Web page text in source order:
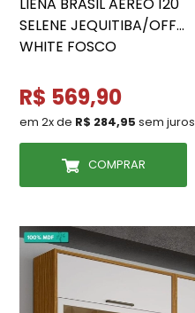
SELENE JEQUITIBA/OFF
WHITE FOSCO
R$ 569,90
em 2x de R$ 284,95 sem juros
COMPRAR